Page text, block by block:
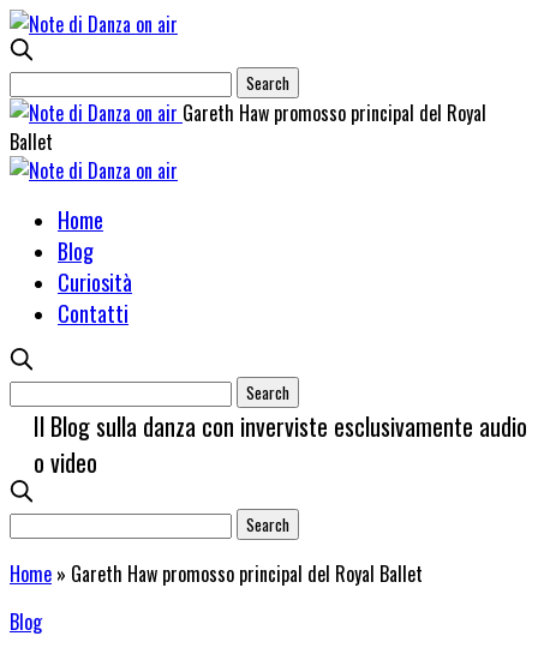
Gareth Haw promosso principal del Royal
Ballet
Home
Blog
Curiosità
Contatti
Il Blog sulla danza con inverviste esclusivamente audio
o video
Home » Gareth Haw promosso principal del Royal Ballet
Blog